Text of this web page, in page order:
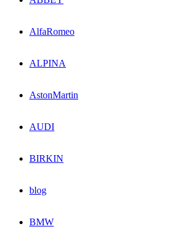
AlfaRomeo
ALPINA
AstonMartin
AUDI
BIRKIN
blog
BMW